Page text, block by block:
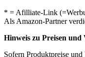
* = Afilliate-Link
Als Amazon-Partner
Hinweis zu Preisen
Sofern Produktpreise